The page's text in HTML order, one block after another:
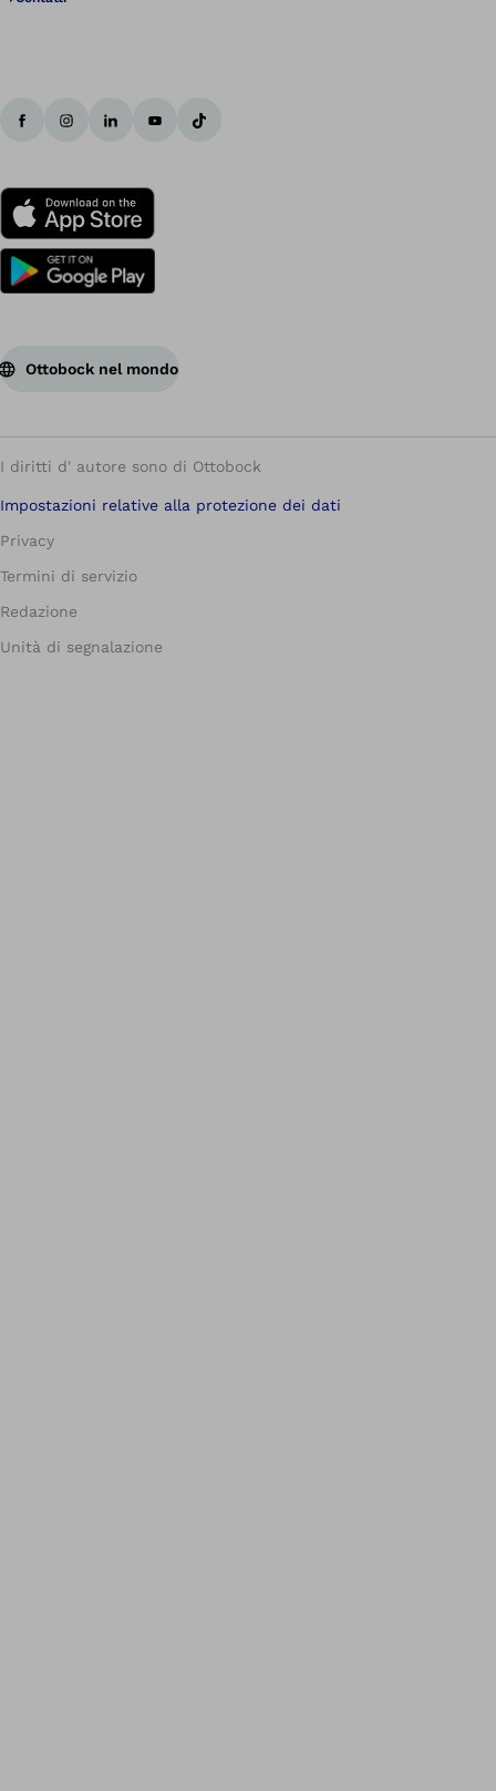
Ottobock nel mondo
I diritti d' autore sono di Ottobock
Impostazioni relative alla protezione dei dati
Privacy
Termini di servizio
Redazione
Unità di segnalazione